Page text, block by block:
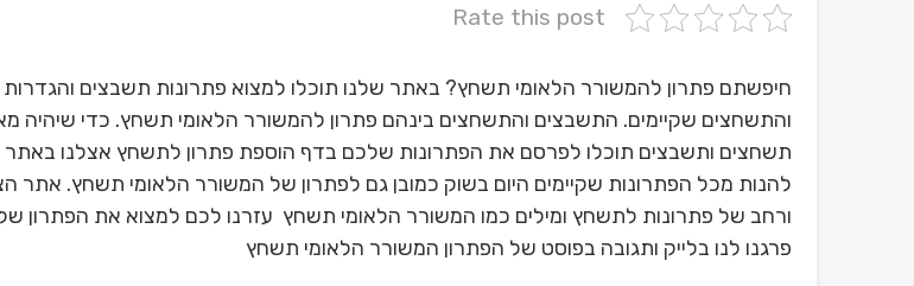
Rate this post
חיפשתם פתרון להמשורר הלאומי תשחץ? באתר שלנו תוכלו למצוא פתרונות תשבצים
והתשחצים שקיימים. התשבצים והתשחצים בינהם פתרון להמשורר הלאומי תשחץ. כדי שיהיה
תשחצים ותשבצים תוכלו לפרסם את הפתרונות שלכם בדף הוספת פתרון לתשחץ אצלנו
להנות מכל הפתרונות שקיימים היום בשוק כמובן גם לפתרון של המשורר הלאומי תשחץ. אתר
ורחב של פתרונות לתשחץ ומילים כמו המשורר הלאומי תשחץ עזרנו לכם למצוא את הפתרון
פרגנו לנו בלייק ותגובה בפוסט של הפתרון המשורר הלאומי תשחץ